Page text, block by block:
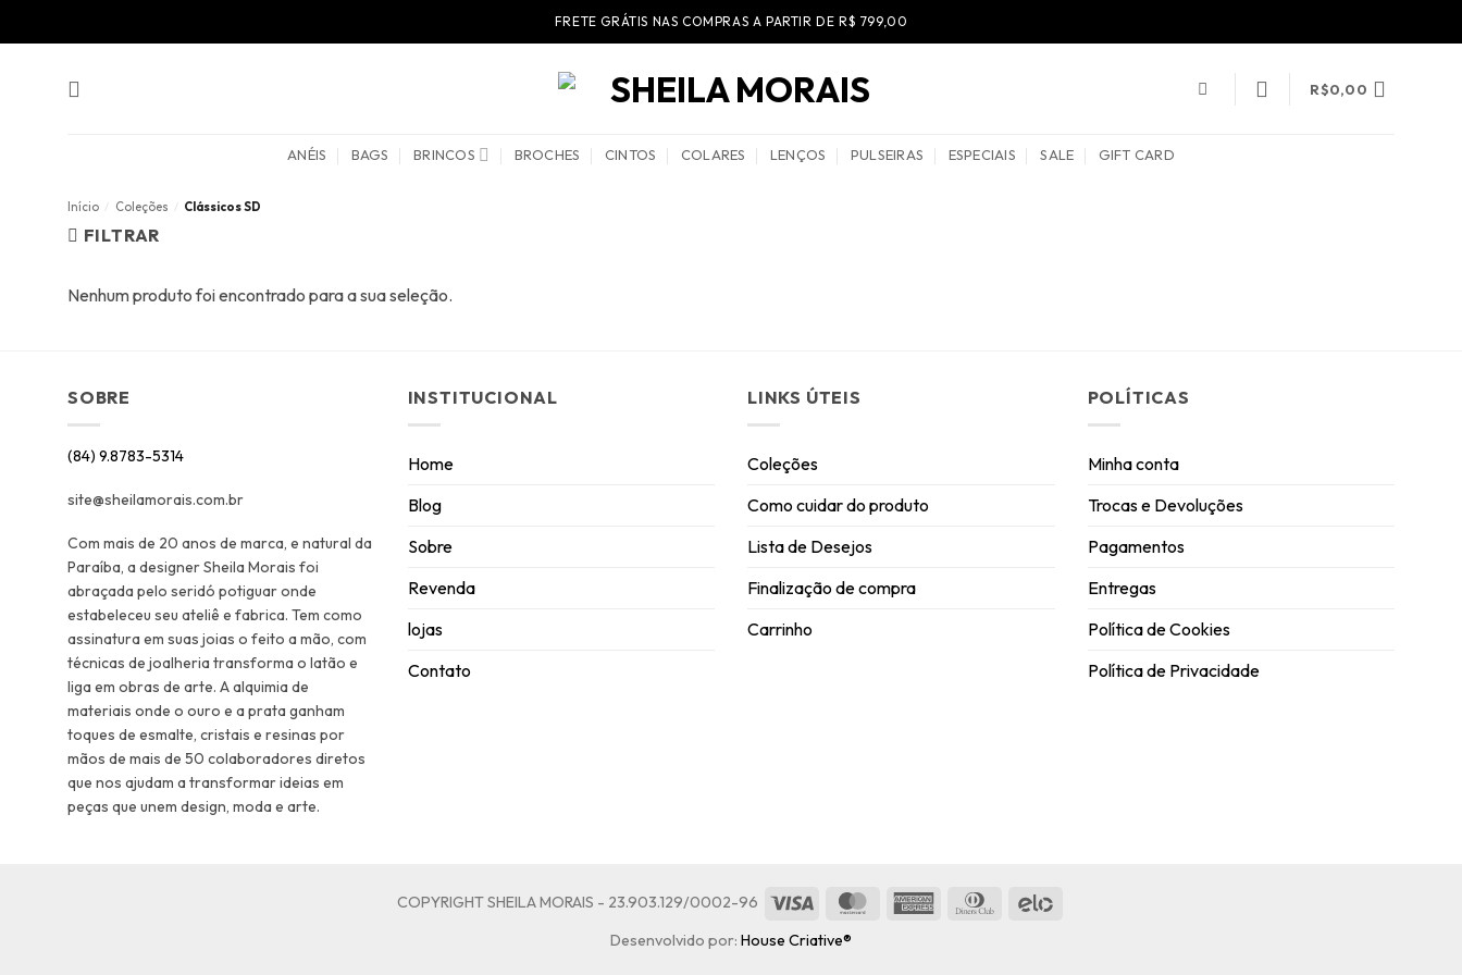
to
FRETE GRÁTIS NAS COMPRAS A PARTIR DE R$ 799,00
R$0,00
ANÉIS BAGS BRINCOS BROCHES CINTOS COLARES LENÇOS PULSEIRAS ESPECIAIS SALE GIFT CARD
Início / Coleções / Clássicos SD
FILTRAR
Nenhum produto foi encontrado para a sua seleção.
SOBRE
(84) 9.8783-5314
site@sheilamorais.com.br
Com mais de 20 anos de marca, e natural da
Paraíba, a designer Sheila Morais foi
abraçada pelo seridó potiguar onde
estabeleceu seu ateliê e fabrica. Tem como
assinatura em suas joias o feito a mão, com
técnicas de joalheria transforma o latão e
liga em obras de arte. A alquimia de
materiais onde o ouro e a prata ganham
toques de esmalte, cristais e resinas por
mãos de mais de 50 colaboradores diretos
que nos ajudam a transformar ideias em
peças que unem design, moda e arte.
INSTITUCIONAL
Home
Blog
Sobre
Revenda
lojas
Contato
LINKS ÚTEIS
Coleções
Como cuidar do produto
Lista de Desejos
Finalização de compra
Carrinho
POLÍTICAS
Minha conta
Trocas e Devoluções
Pagamentos
Entregas
Política de Cookies
Política de Privacidade
COPYRIGHT SHEILA MORAIS - 23.903.129/0002-96 Visa MasterCardAmerican
Dinners
Desenvolvido por: House Criative®